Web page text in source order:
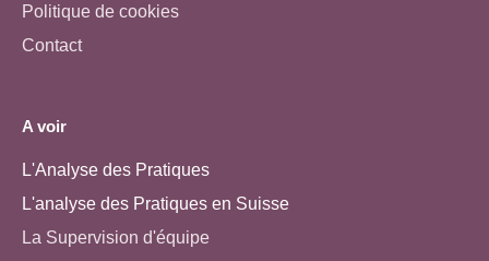
Politique de cookies
Contact
A voir
L'Analyse des Pratiques
L'analyse des Pratiques en Suisse
La Supervision d'équipe